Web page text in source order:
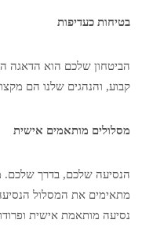
בטיחות כעדיפות
הביטחון שלכם הוא הדאגה
קבוע, והנהגים שלנו הם
מסלולים מותאמים אישית
הנסיעה שלכם, בדרך שלכם.
מתאימים את המסלול הנסיעה
נסיעה מותאמת אישית